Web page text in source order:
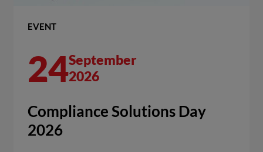
EVENT
24September
2026
Compliance Solutions Day
2026